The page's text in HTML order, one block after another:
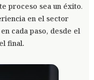
proceso sea un éxito.
en el sector
cada paso, desde el
final.